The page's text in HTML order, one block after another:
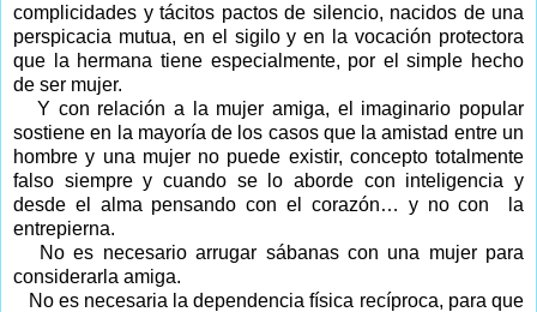
complicidades y tácitos pactos de silencio, nacidos de una
perspicacia mutua, en el sigilo y en la vocación protectora
que la hermana tiene especialmente, por el simple hecho
de ser mujer.
Y con relación a la mujer amiga, el imaginario popular
sostiene en la mayoría de los casos que la amistad entre un
hombre y una mujer no puede existir, concepto totalmente
falso siempre y cuando se lo aborde con inteligencia y
desde el alma pensando con el corazón… y no con
la
entrepierna.
No es necesario arrugar sábanas con una mujer para
considerarla amiga.
No es necesaria la dependencia física recíproca, para que